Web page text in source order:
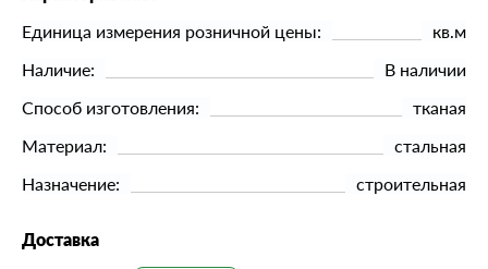
Единица измерения розничной цены:
кв.м
Наличие:
В наличии
Способ изготовления:
тканая
Материал:
стальная
Назначение:
строительная
Доставка